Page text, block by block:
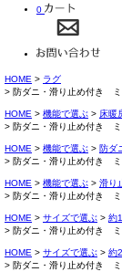
0
HOME
ラグ
防ダニ・滑り止め付き ミ
HOME 機能で選ぶ
床暖
防ダニ・滑り止め付き ミ
HOME 機能で選ぶ
防ダ
防ダニ・滑り止め付き ミ
HOME 機能で選ぶ
滑り
防ダニ・滑り止め付き ミ
HOME サイズで選ぶ
約
防ダニ・滑り止め付き ミ
HOME サイズで選ぶ
約
防ダニ・滑り止め付き ミ